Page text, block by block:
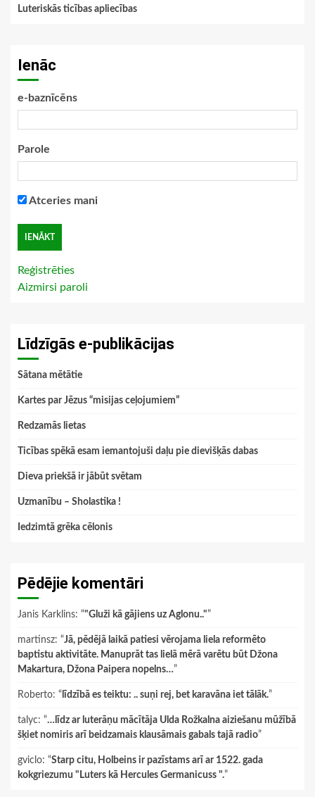
Luteriskās ticības apliecības
Ienāc
e-baznīcēns
Parole
Atceries mani
Reģistrēties
Aizmirsi paroli
Līdzīgās e-publikācijas
Sātana mētātie
Kartes par Jēzus “misijas ceļojumiem”
Redzamās lietas
Ticības spēkā esam iemantojuši daļu pie dievišķās dabas
Dieva priekšā ir jābūt svētam
Uzmanību – Sholastika !
Iedzimtā grēka cēlonis
Pēdējie komentāri
Janis Karklins: “"Gluži kā gājiens uz Aglonu.."”
martinsz: “Jā, pēdējā laikā patiesi vērojama liela reformēto
baptistu aktivitāte. Manuprāt tas lielā mērā varētu būt Džona
Makartura, Džona Paipera nopelns…”
Roberto: “ līdzībā es teiktu: .. suņi rej, bet karavāna iet tālāk.”
talyc: “…līdz ar luterāņu mācītāja Ulda Rožkalna aiziešanu mūžībā
šķiet nomiris arī beidzamais klausāmais gabals tajā radio”
gviclo: “Starp citu, Holbeins ir pazīstams arī ar 1522. gada
kokgriezumu "Luters kā Hercules Germanicuss ".”